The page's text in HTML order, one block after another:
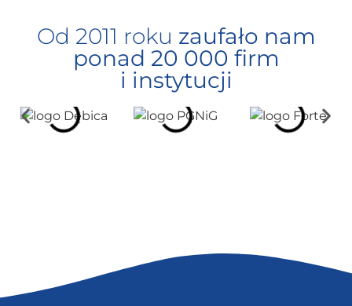
Od 2011 roku zaufało nam
ponad 20 000 firm
i instytucji